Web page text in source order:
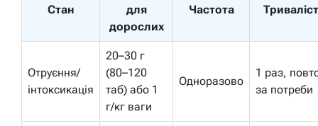
Стан
для
дорослих
Частота
Отруєння/
інтоксикація
20–30 г
(80–120
таб) або 1
г/кг ваги
Одноразово
1 раз,
за потреби